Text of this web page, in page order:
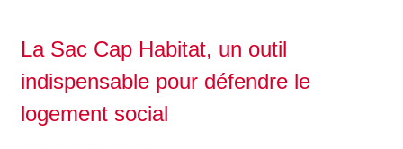
La Sac Cap Habitat, un outil
indispensable pour défendre le
logement social